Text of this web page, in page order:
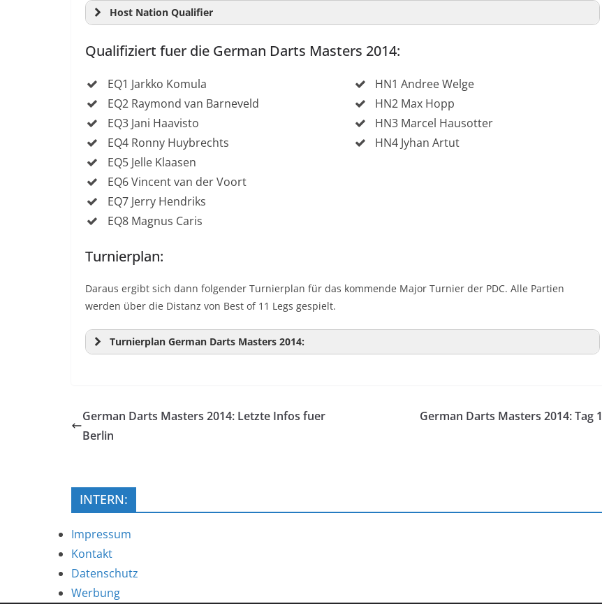
Host Nation Qualifier
Qualifiziert fuer die German Darts Masters 2014:
EQ1 Jarkko Komula
EQ2 Raymond van Barneveld
EQ3 Jani Haavisto
EQ4 Ronny Huybrechts
EQ5 Jelle Klaasen
EQ6 Vincent van der Voort
EQ7 Jerry Hendriks
EQ8 Magnus Caris
HN1 Andree Welge
HN2 Max Hopp
HN3 Marcel Hausotter
HN4 Jyhan Artut
Turnierplan:
Daraus ergibt sich dann folgender Turnierplan für das kommende Major Turnier der PDC. Alle Partien
werden über die Distanz von Best of 11 Legs gespielt.
Turnierplan German Darts Masters 2014:
German Darts Masters 2014: Letzte Infos fuer
Berlin
German Darts Masters 2014: Tag 1
INTERN:
Impressum
Kontakt
Datenschutz
Werbung